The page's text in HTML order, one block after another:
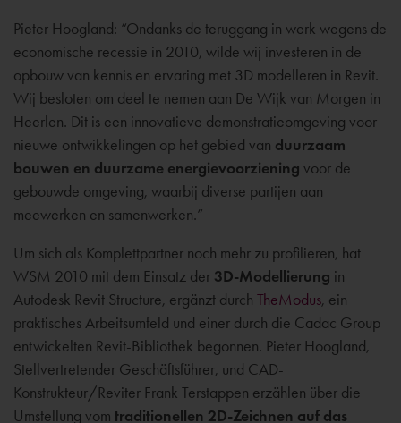
Pieter Hoogland: “Ondanks de teruggang in werk wegens de
economische recessie in 2010, wilde wij investeren in de
opbouw van kennis en ervaring met 3D modelleren in Revit.
Wij besloten om deel te nemen aan De Wijk van Morgen in
Heerlen. Dit is een innovatieve demonstratieomgeving voor
nieuwe ontwikkelingen op het gebied van duurzaam
bouwen en duurzame energievoorziening voor de
gebouwde omgeving, waarbij diverse partijen aan
meewerken en samenwerken.”
Um sich als Komplettpartner noch mehr zu profilieren, hat
WSM 2010 mit dem Einsatz der 3D-Modellierung in
Autodesk Revit Structure, ergänzt durch TheModus , ein
praktisches Arbeitsumfeld und einer durch die Cadac Group
entwickelten Revit-Bibliothek begonnen. Pieter Hoogland,
Stellvertretender Geschäftsführer, und CAD-
Konstrukteur/Reviter Frank Terstappen erzählen über die
Umstellung vom traditionellen 2D-Zeichnen auf das